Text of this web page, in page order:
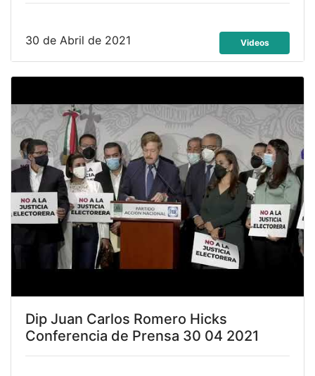
30 de Abril de 2021 Videos
Dip Juan Carlos Romero Hicks
Conferencia de Prensa 30 04 2021